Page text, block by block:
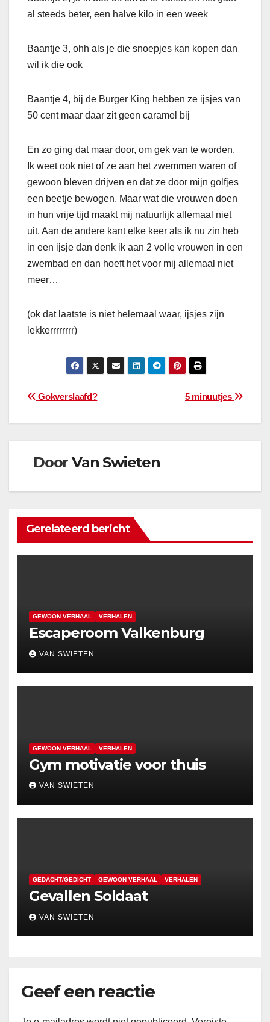
al steeds beter, een halve kilo in een week
Baantje 3, ohh als je die snoepjes kan kopen dan
wil ik die ook
Baantje 4, bij de Burger King hebben ze ijsjes van
50 cent maar daar zit geen caramel bij
En zo ging dat maar door, om gek van te worden.
Ik weet ook niet of ze aan het zwemmen waren of
gewoon bleven drijven en dat ze door mijn golfjes
een beetje bewogen. Maar wat die vrouwen doen
in hun vrije tijd maakt mij natuurlijk allemaal niet
uit. Aan de andere kant elke keer als ik nu zin heb
in een ijsje dan denk ik aan 2 volle vrouwen in een
zwembad en dan hoeft het voor mij allemaal niet
meer…
(ok dat laatste is niet helemaal waar, ijsjes zijn
lekkerrrrrrrr)
Bericht
navigatie
5 minuutjes
Gokverslaafd?
Door Van Swieten
Gerelateerd bericht
GEWOON VERHAAL VERHALEN
Escaperoom Valkenburg
VAN SWIETEN
GEWOON VERHAAL VERHALEN
Gym motivatie voor thuis
VAN SWIETEN
GEDACHT/GEDICHT GEWOON VERHAAL VERHALEN
Gevallen Soldaat
VAN SWIETEN
Geef een reactie